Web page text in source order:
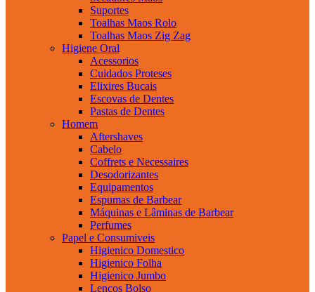
Suportes
Toalhas Maos Rolo
Toalhas Maos Zig Zag
Higiene Oral
Acessorios
Cuidados Proteses
Elixires Bucais
Escovas de Dentes
Pastas de Dentes
Homem
Aftershaves
Cabelo
Coffrets e Necessaires
Desodorizantes
Equipamentos
Espumas de Barbear
Máquinas e Lâminas de Barbear
Perfumes
Papel e Consumiveis
Higienico Domestico
Higienico Folha
Higienico Jumbo
Lencos Bolso